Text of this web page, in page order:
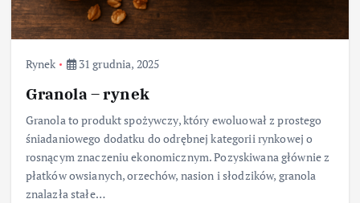
Rynek 31 grudnia, 2025
Granola – rynek
Granola to produkt spożywczy, który ewoluował z prostego
śniadaniowego dodatku do odrębnej kategorii rynkowej o
rosnącym znaczeniu ekonomicznym. Pozyskiwana głównie z
płatków owsianych, orzechów, nasion i słodzików, granola
znalazła stałe…